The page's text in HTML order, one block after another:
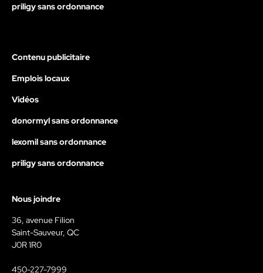
priligy sans ordonnance
Contenu publicitaire
Emplois locaux
Vidéos
donormyl sans ordonnance
lexomil sans ordonnance
priligy sans ordonnance
Nous joindre
36, avenue Filion
Saint-Sauveur, QC
J0R 1R0
450-227-7999